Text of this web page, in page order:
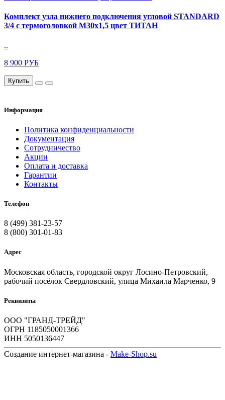
Комплект узла нижнего подключения угловой STANDARD
3/4 с термоголовкой М30х1,5 цвет ТИТАН
..
8 900 РУБ
Купить
Информация
Политика конфиденциальности
Документация
Сотрудничество
Акции
Оплата и доставка
Гарантии
Контакты
Телефон
8 (499) 381-23-57
8 (800) 301-01-83
Адрес
Московская область, городской округ Лосино-Петровский,
рабочий посёлок Свердловский, улица Михаила Марченко, 9
Реквизиты
ООО "ГРАНД-ТРЕЙД"
ОГРН 1185050001366
ИНН 5050136447
Создание интернет-магазина - Make-Shop.su